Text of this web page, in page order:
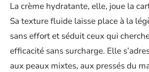
La crème hydratante, elle, joue la
Sa texture fluide laisse place à la
sans effort et séduit ceux qui
efficacité sans surcharge. Elle
aux peaux mixtes, aux pressés du